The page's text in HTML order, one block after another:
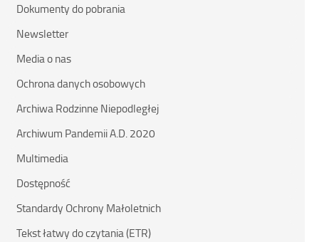
Dokumenty do pobrania
Newsletter
Media o nas
Ochrona danych osobowych
Archiwa Rodzinne Niepodległej
Archiwum Pandemii A.D. 2020
Multimedia
Dostępność
Standardy Ochrony Małoletnich
Tekst łatwy do czytania (ETR)